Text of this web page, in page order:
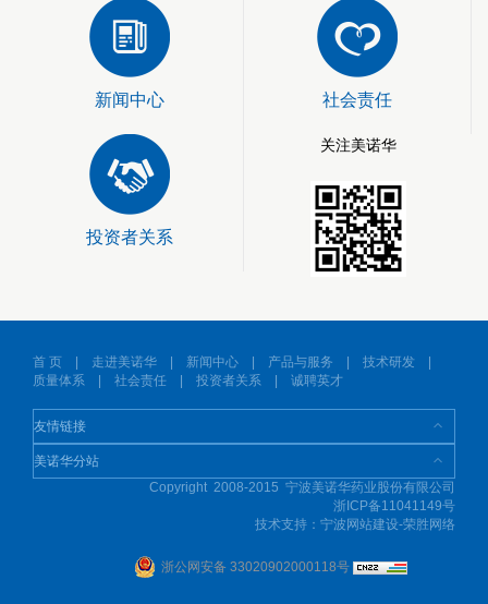
新闻中心 社会责任
投资者关系
关注美诺华
首 页 | 走进美诺华 | 新闻中心 | 产品与服务 | 技术研发 |
质量体系 | 社会责任 | 投资者关系 | 诚聘英才
Copyright 2008-2015 宁波美诺华药业股份有限公司
浙ICP备11041149号
技术支持： 宁波网站建设-荣胜网络
浙公网安备 33020902000118号